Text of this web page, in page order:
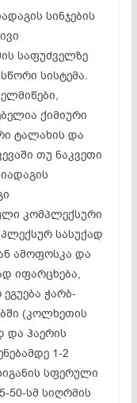
სინჯების
საფუძველზე
სისტემა.
ქიმიური
ტალახის და
თუ ნაკვეთი
კომპლექსური
სასუქად
ამოფოსკა და
იფარცხება,
ჭარბ-
(კოლხეთის
და ჰაერის
1-2
სფერული
50-სმ სიღრმის